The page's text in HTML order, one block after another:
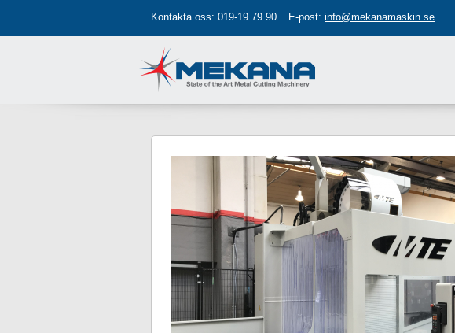
Kontakta oss: 019-19 79 90 E-post: info@mekanamaskin.se